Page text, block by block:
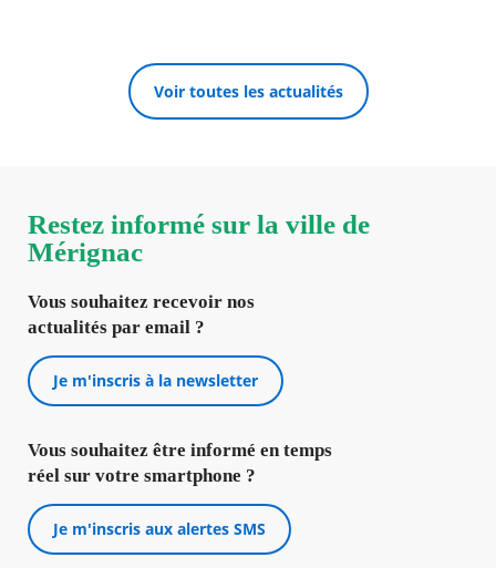
Voir toutes les actualités
Restez informé sur la ville de
Mérignac
Vous souhaitez recevoir nos
actualités par email ?
Je m'inscris à la newsletter
Vous souhaitez être informé en temps
réel sur votre smartphone ?
Je m'inscris aux alertes SMS